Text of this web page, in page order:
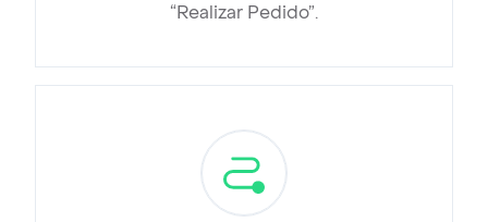
“Realizar Pedido”.